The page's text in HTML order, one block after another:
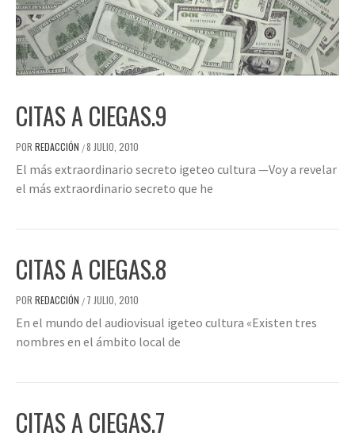
CITAS A CIEGAS.9
POR REDACCIÓN /8 JULIO, 2010
El más extraordinario secreto igeteo cultura —Voy a revelar
el más extraordinario secreto que he
CITAS A CIEGAS.8
POR REDACCIÓN / 7 JULIO, 2010
En el mundo del audiovisual igeteo cultura «Existen tres
nombres en el ámbito local de
CITAS A CIEGAS.7